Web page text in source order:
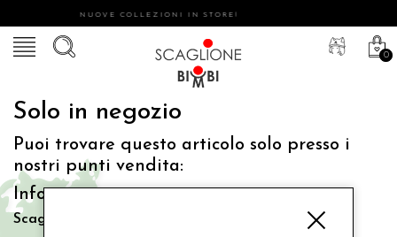
NUOVE COLLEZIONI IN STORE!
0
Solo in negozio
Puoi trovare questo articolo solo presso i
nostri punti vendita:
Info contatti
Scaglione Bimbi di Iacono Maria Angela